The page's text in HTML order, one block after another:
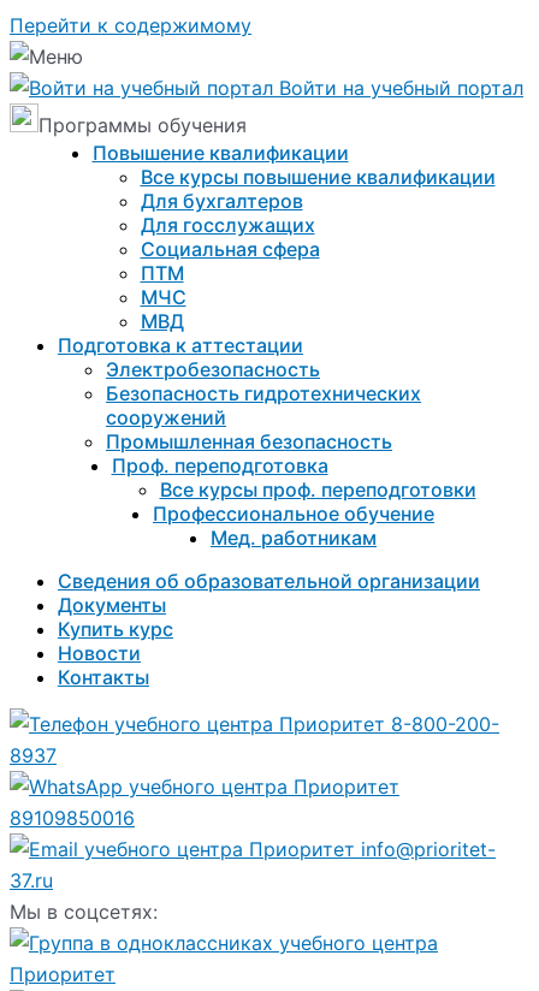
Перейти к содержимому
Войти на учебный портал
Программы обучения
Повышение квалификации
Все курсы повышение квалификации
Для бухгалтеров
Для госслужащих
Социальная сфера
ПТМ
МЧС
МВД
Подготовка к aттестации
Электробезопасность
Безопасность гидротехнических
сооружений
Промышленная безопасность
Проф. переподготовка
Все курсы проф. переподготовки
Профессиональное обучение
Мед. работникам
Сведения об образовательной организации
Документы
Купить курс
Новости
Контакты
8-800-200-
8937
89109850016
info@prioritet-
37.ru
Мы в соцсетях: